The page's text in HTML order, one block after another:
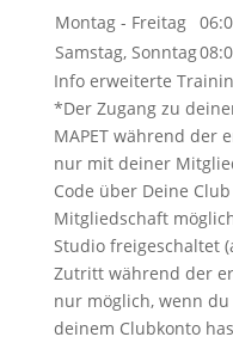
Montag - Freitag
Samstag, Sonntag
Info erweiterte
*Der Zugang zu
MAPET während der
nur mit deiner
Code über Deine
Mitgliedschaft
Studio freigeschaltet
Zutritt während der
nur möglich, wenn
deinem Clubkonto